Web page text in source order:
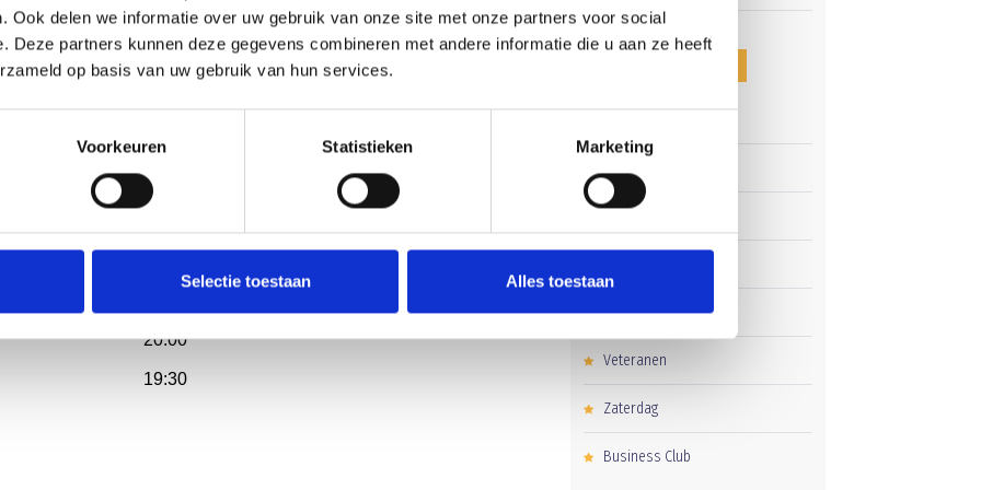
Ook delen we informatie over uw gebruik van onze site met onze partners voor social
Deze partners kunnen deze gegevens combineren met andere informatie die u aan ze heeft
op basis van uw gebruik van hun services.
Voorkeuren Statistieken Marketing
Selectie toestaan Alles toestaan
10:00
20:00
20:00
19:30
20:00
20:00
JUMBO – vv
JUMBO – DESO
20:00
19:30
Dames
Veteranen
Zaterdag
Business Club